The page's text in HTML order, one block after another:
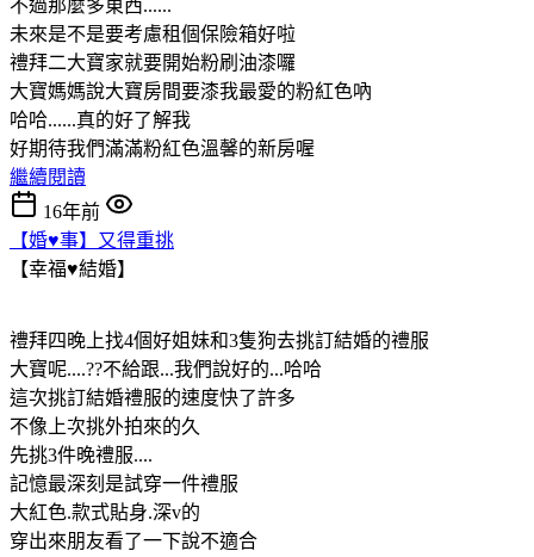
不過那麼多東西......
未來是不是要考慮租個保險箱好啦
禮拜二大寶家就要開始粉刷油漆囉
大寶媽媽說大寶房間要漆我最愛的粉紅色吶
哈哈......真的好了解我
好期待我們滿滿粉紅色溫馨的新房喔
繼續閱讀
16年前
【婚♥事】又得重挑
【幸福♥結婚】
禮拜四晚上找4個好姐妹和3隻狗去挑訂結婚的禮服
大寶呢....??不給跟...我們說好的...哈哈
這次挑訂結婚禮服的速度快了許多
不像上次挑外拍來的久
先挑3件晚禮服....
記憶最深刻是試穿一件禮服
大紅色.款式貼身.深v的
穿出來朋友看了一下說不適合